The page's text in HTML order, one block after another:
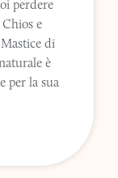
perdere
Chios e
di
è
per la sua